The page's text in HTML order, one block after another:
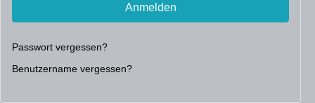
Anmelden
Passwort vergessen?
Benutzername vergessen?